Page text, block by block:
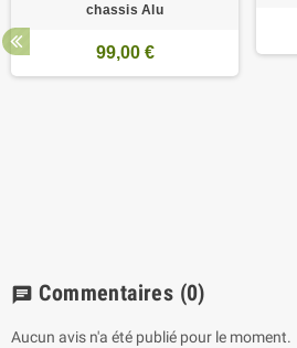
chassis Alu
99,00 €
chat Commentaires (0)
Aucun avis n'a été publié pour le moment.